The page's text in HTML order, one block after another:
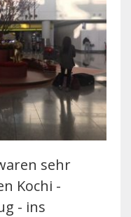
sehr
Kochi -
- ins